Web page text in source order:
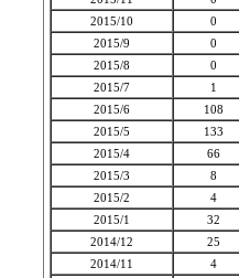
2015/10
0
2015/9
0
2015/8
0
2015/7
1
2015/6
108
2015/5
133
2015/4
66
2015/3
8
2015/2
4
2015/1
32
2014/12
25
2014/11
4